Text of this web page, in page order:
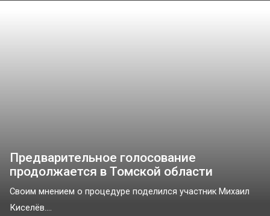
Предварительное голосование
продолжается в Томской области
Своим мнением о процедуре поделился участник Михаил
Киселёв....